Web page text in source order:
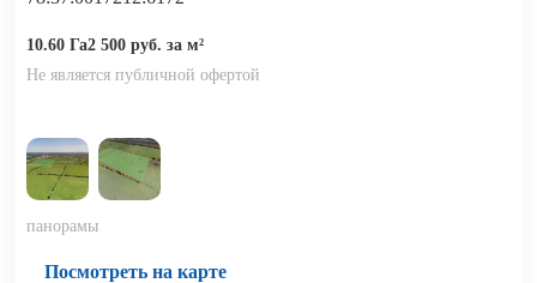
10.60 Га2 500 руб. за м²
Не является публичной офертой
панорамы
Посмотреть на карте